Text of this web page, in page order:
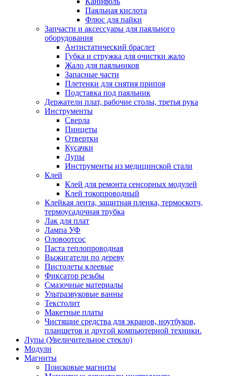
Паяльная кислота
Флюс для пайки
Запчасти и аксессуары для паяльного
оборудования
Антистатический браслет
Губка и стружка для очистки жало
Жало для паяльников
Запасные части
Плетенки для снятия припоя
Подставка под паяльник
Держатели плат, рабочие столы, третья рука
Инструменты
Сверла
Пинцеты
Отвертки
Кусачки
Лупы
Инструменты из медицинской стали
Клей
Клей для ремонта сенсорных модулей
Клей токопроводный
Клейкая лента, защитная пленка, термоскотч,
термоусадочная трубка
Лак для плат
Лампа УФ
Оловоотсос
Паста теплопроводная
Выжигатели по дереву
Пистолеты клеевые
Фиксатор резьбы
Смазочные материалы
Ультразвуковые ванны
Текстолит
Макетные платы
Чистящие средства для экранов, ноутбуков,
планшетов и другой компьютерной техники.
Лупы (Увеличительное стекло)
Модули
Магниты
Поисковые магниты